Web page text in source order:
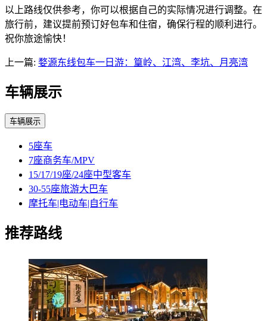
以上路线仅供参考，你可以根据自己的实际情况进行调整。在
旅行前，建议提前预订好包车和住宿，确保行程的顺利进行。
祝你旅途愉快！
上一篇: 婺源东线包车一日游：篁岭、江湾、李坑、月亮湾
车辆展示
车辆展示
5座车
7座商务车/MPV
15/17/19座/24座中型客车
30-55座旅游大巴车
摩托车|电动车|自行车
推荐路线